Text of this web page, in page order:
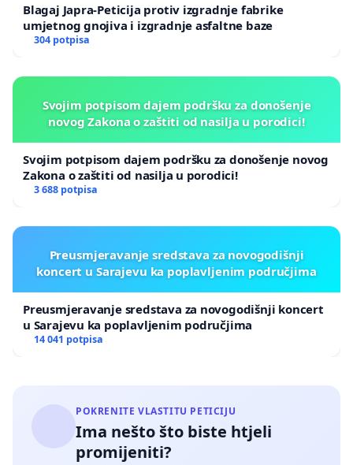
Blagaj Japra-Peticija protiv izgradnje fabrike
umjetnog gnojiva i izgradnje asfaltne baze
304 potpisa
Svojim potpisom dajem podršku za donošenje
novog Zakona o zaštiti od nasilja u porodici!
Svojim potpisom dajem podršku za donošenje novog
Zakona o zaštiti od nasilja u porodici!
3 688 potpisa
Preusmjeravanje sredstava za novogodišnji
koncert u Sarajevu ka poplavljenim područjima
Preusmjeravanje sredstava za novogodišnji koncert
u Sarajevu ka poplavljenim područjima
14 041 potpisa
POKRENITE VLASTITU PETICIJU
Ima nešto što biste htjeli
promijeniti?